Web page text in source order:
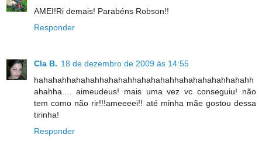
AMEI!Ri demais! Parabéns Robson!!
Responder
Cla B. 18 de dezembro de 2009 às 14:55
hahahahhahahahhahahahhahahahahhahahahahahhahahh
ahahha.... aimeudeus! mais uma vez vc conseguiu! não
tem como não rir!!!ameeeei!! até minha mãe gostou dessa
tirinha!
Responder